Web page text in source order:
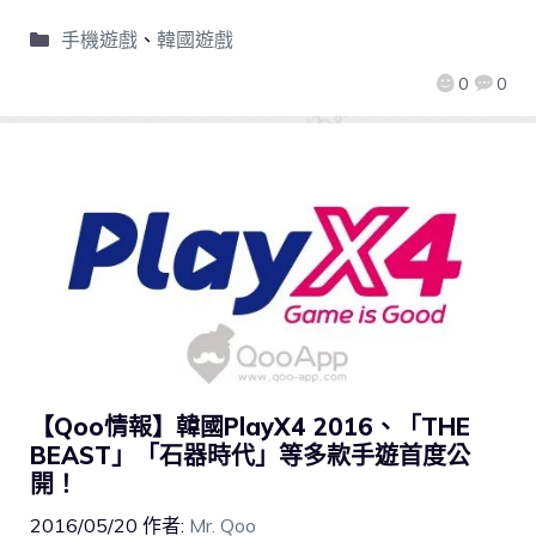
0 0
手機遊戲、 韓國遊戲
【Qoo情報】韓國PlayX4 2016、「THE
BEAST」「石器時代」等多款手遊首度公
開！
2016/05/20 作者: Mr. Qoo